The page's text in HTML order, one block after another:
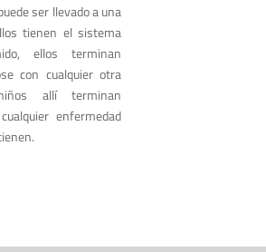
ser llevado a una
tienen el sistema
ellos terminan
con cualquier otra
allí terminan
enfermedad